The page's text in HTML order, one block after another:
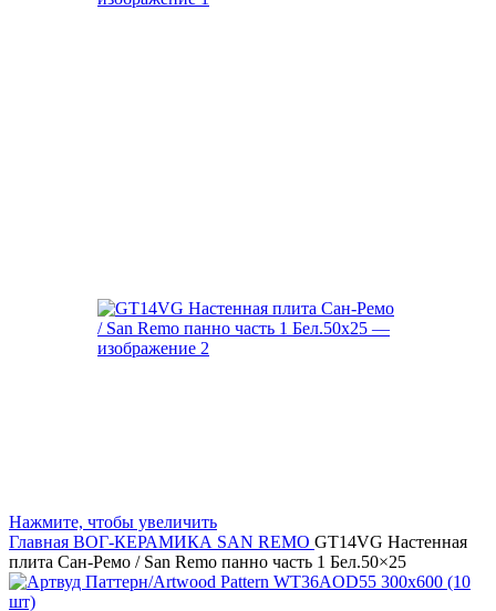
Нажмите, чтобы увеличить
Главная ВОГ-КЕРАМИКА SAN REMO GT14VG Настенная
плита Сан-Ремо / San Remo панно часть 1 Бел.50×25